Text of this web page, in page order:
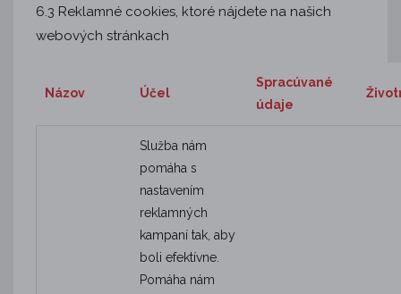
6.3 Reklamné cookies, ktoré nájdete na našich
webových stránkach
Názov Účel
Spracúvané
údaje
Služba nám
pomáha s
nastavením
reklamných
kampaní tak, aby
boli efektívne.
Pomáha nám